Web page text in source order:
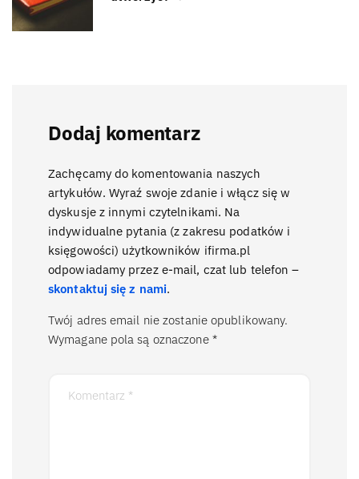
Dodaj komentarz
Zachęcamy do komentowania naszych
artykułów. Wyraź swoje zdanie i włącz się w
dyskusje z innymi czytelnikami. Na
indywidualne pytania (z zakresu podatków i
księgowości) użytkowników ifirma.pl
odpowiadamy przez e-mail, czat lub telefon –
skontaktuj się z nami.
Twój adres email nie zostanie opublikowany.
Wymagane pola są oznaczone *